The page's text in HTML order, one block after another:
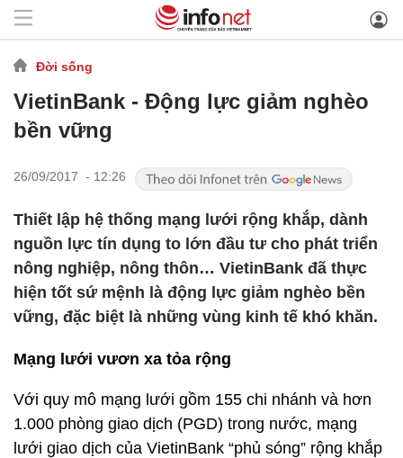
Đời sống
VietinBank - Động lực giảm nghèo
bền vững
26/09/2017 - 12:26
Thiết lập hệ thống mạng lưới rộng khắp, dành
nguồn lực tín dụng to lớn đầu tư cho phát triển
nông nghiệp, nông thôn… VietinBank đã thực
hiện tốt sứ mệnh là động lực giảm nghèo bền
vững, đặc biệt là những vùng kinh tế khó khăn.
Mạng lưới vươn xa tỏa rộng
Với quy mô mạng lưới gồm 155 chi nhánh và hơn
1.000 phòng giao dịch (PGD) trong nước, mạng
lưới giao dịch của VietinBank “phủ sóng” rộng khắp